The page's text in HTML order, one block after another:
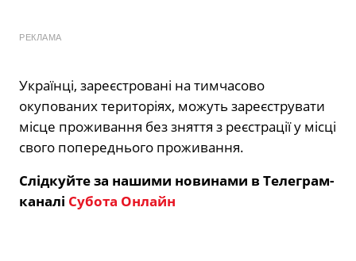
РЕКЛАМА
Українці, зареєстровані на тимчасово
окупованих територіях, можуть зареєструвати
місце проживання без зняття з реєстрації у місці
свого попереднього проживання.
Слідкуйте за нашими новинами в Телеграм-
каналі Субота Онлайн